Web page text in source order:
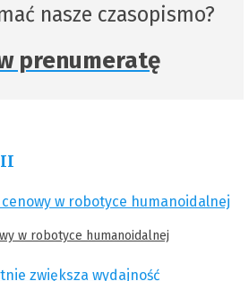
nasze czasopismo?
prenumeratę
w robotyce humanoidalnej